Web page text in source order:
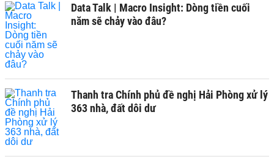
Data Talk | Macro Insight: Dòng tiền cuối
năm sẽ chảy vào đâu?
Thanh tra Chính phủ đề nghị Hải Phòng xử lý
363 nhà, đất dôi dư